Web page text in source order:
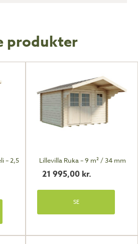
produkter
– 2,5
Lillevilla Ruka – 9 m² / 34 mm
21 995,00 kr.
SE